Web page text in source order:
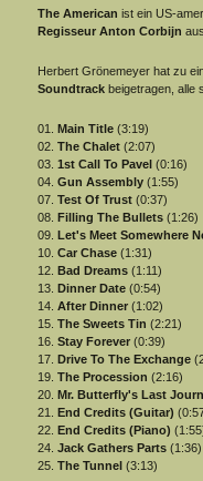
The American ist ein US-
Regisseur Anton Corbijn
Herbert Grönemeyer hat zu
Soundtrackbeigetragen, alle
01. Main Title(3:19)
02. The Chalet(2:07)
03. 1st Call To Pavel(0:16)
04. Gun Assembly(1:55)
07. Test Of Trust(0:37)
08. Filling The Bullets(1:26)
09. Let's Meet Somewhere
10. Car Chase(1:31)
12. Bad Dreams(1:11)
13. Dinner Date(0:54)
14. After Dinner(1:02)
15. The Sweets Tin (2:21)
16. Stay Forever(0:39)
17. Drive To The Exchange
19. The Procession (2:16)
20. Mr. Butterfly's Last
21. End Credits (Guitar)
22. End Credits (Piano)
24. Jack Gathers Parts(1:36)
25. The Tunnel(3:13)